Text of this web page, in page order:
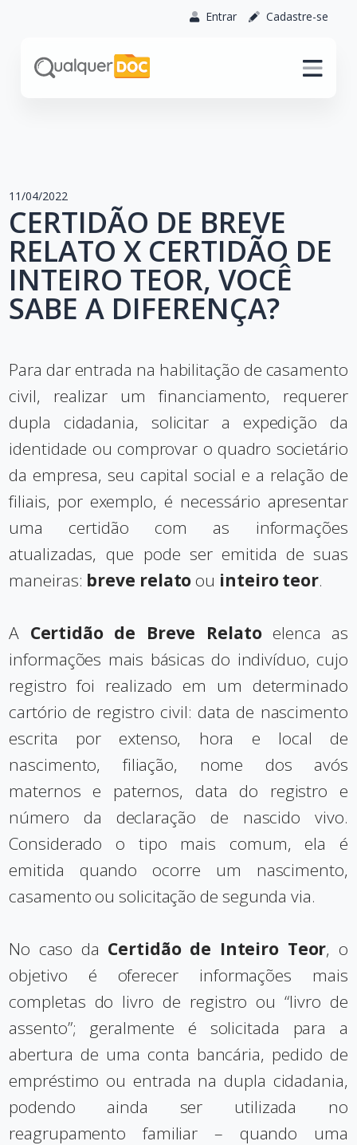
Entrar Cadastre-se
11/04/2022
CERTIDÃO DE BREVE
RELATO X CERTIDÃO DE
INTEIRO TEOR, VOCÊ
SABE A DIFERENÇA?
Para dar entrada na habilitação de casamento
civil, realizar um financiamento, requerer
dupla cidadania, solicitar a expedição da
identidade ou comprovar o quadro societário
da empresa, seu capital social e a relação de
filiais, por exemplo, é necessário apresentar
uma certidão com as informações
atualizadas, que pode ser emitida de suas
maneiras: breve relato ou inteiro teor.
A Certidão de Breve Relatoelenca as
informações mais básicas do indivíduo, cujo
registro foi realizado em um determinado
cartório de registro civil: data de nascimento
escrita por extenso, hora e local de
nascimento, filiação, nome dos avós
maternos e paternos, data do registro e
número da declaração de nascido vivo.
Considerado o tipo mais comum, ela é
emitida quando ocorre um nascimento,
casamento ou solicitação de segunda via.
No caso da Certidão de Inteiro Teor, o
objetivo é oferecer informações mais
completas do livro de registro ou “livro de
assento”; geralmente é solicitada para a
abertura de uma conta bancária, pedido de
empréstimo ou entrada na dupla cidadania,
podendo ainda ser utilizada no
reagrupamento familiar – quando uma